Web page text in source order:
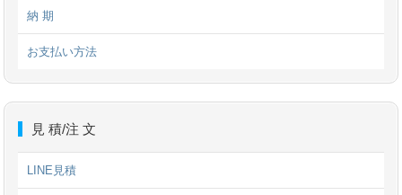
納 期
お支払い方法
見 積/注 文
LINE見積